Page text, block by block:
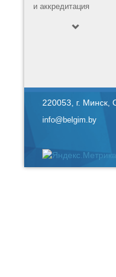
и аккредитация
220053, г. Минск,
info@belgim.by